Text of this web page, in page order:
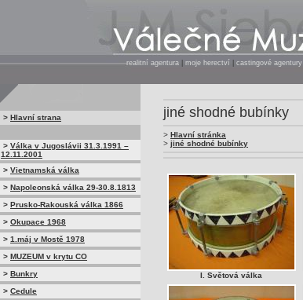
realitní agentura moje herectví castingové agentury
> Hlavní strana
> Válka v Jugoslávii 31.3.1991 –
12.11.2001
> Vietnamská válka
> Napoleonská válka 29-30.8.1813
> Prusko-Rakouská válka 1866
> Okupace 1968
> 1.máj v Mostě 1978
> MUZEUM v krytu CO
> Bunkry
> Cedule
jiné shodné bubínky
> Hlavní stránka
> jiné shodné bubínky
I. Světová válka